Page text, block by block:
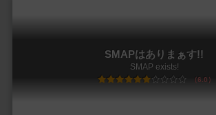
SMAPはありまぁす!!
SMAP exists!
6.0